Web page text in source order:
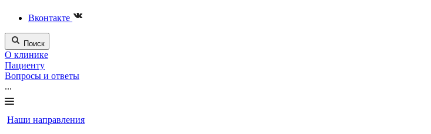
Вконтакте
Поиск
О клинике
Пациенту
Вопросы и ответы
...
Наши направления